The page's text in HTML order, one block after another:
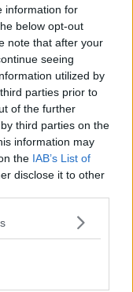
information for
below opt-out
note that after your
seeing
utilized by
parties prior to
of the further
third parties on the
information may
the IAB’s List of
disclose it to other